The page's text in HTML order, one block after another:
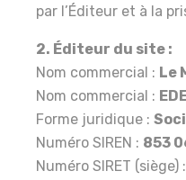
par l’Éditeur et à la
2. Éditeur du site :
Nom commercial : Le
Nom commercial :
Forme juridique :
Numéro SIREN : 853
Numéro SIRET (siège) :